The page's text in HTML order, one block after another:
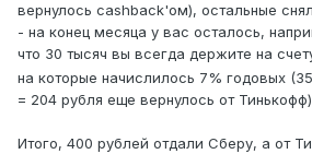
вернулось cashback'ом), остальные
- на конец месяца у вас осталось,
что 30 тысяч вы всегда держите на
на которые начислилось 7% годовых
= 204 рубля еще вернулось от
Итого, 400 рублей отдали Сберу, а от